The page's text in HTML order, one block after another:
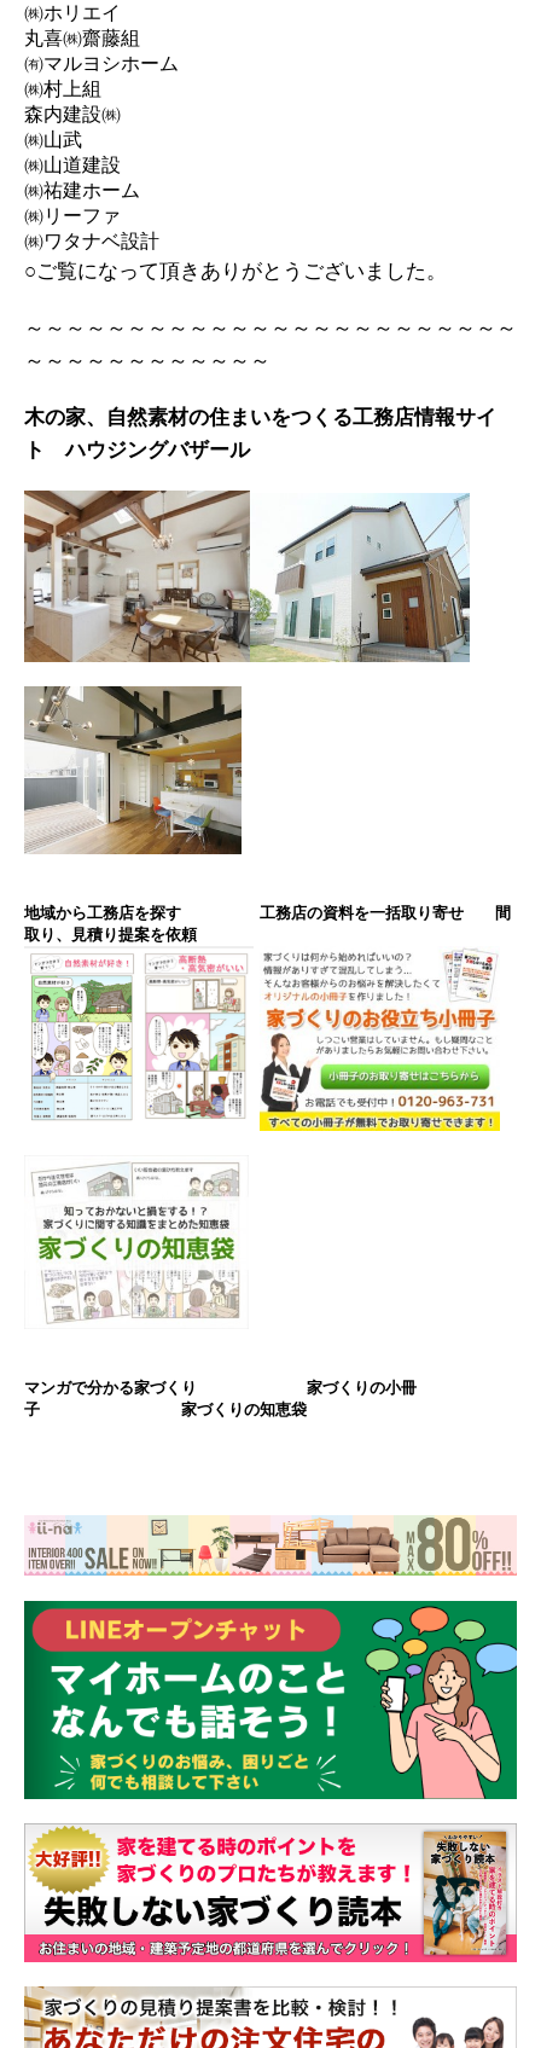
㈱ホリエイ
丸喜㈱齋藤組
㈲マルヨシホーム
㈱村上組
森内建設㈱
㈱山武
㈱山道建設
㈱祐建ホーム
㈱リーファ
㈱ワタナベ設計
○ご覧になって頂きありがとうございました。
～～～～～～～～～～～～～～～～～～～～～～～～
～～～～～～～～～～～～
木の家、自然素材の住まいをつくる工務店情報サイ
ト ハウジングバザール
地域から工務店を探す 工務店の資料を一括取り寄せ 間
取り、見積り提案を依頼
マンガで分かる家づくり 家づくりの小冊
子 家づくりの知恵袋